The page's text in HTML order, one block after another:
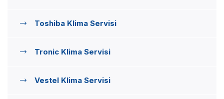
Toshiba Klima Servisi
Tronic Klima Servisi
Vestel Klima Servisi